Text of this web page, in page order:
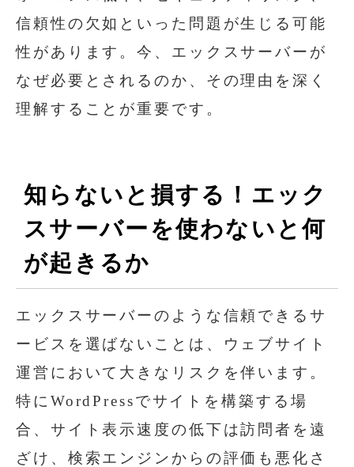
信頼性の欠如といった問題が生じる可能
性があります。今、エックスサーバーが
なぜ必要とされるのか、その理由を深く
理解することが重要です。
知らないと損する！エック
スサーバーを使わないと何
が起きるか
エックスサーバーのような信頼できるサ
ービスを選ばないことは、ウェブサイト
運営において大きなリスクを伴います。
特にWordPressでサイトを構築する場
合、サイト表示速度の低下は訪問者を遠
ざけ、検索エンジンからの評価も悪化さ